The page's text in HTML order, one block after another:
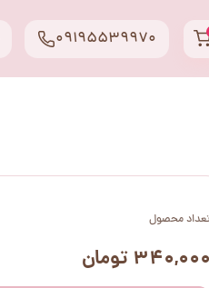
09195539970
محصول
۳۴۰,۰۰۰ تومان